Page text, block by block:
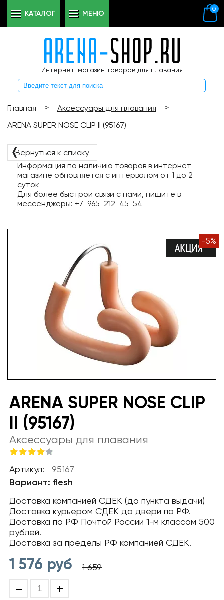
Интернет-магазин товаров для плавания
0
КАТАЛОГ МЕНЮ
Главная > Аксессуары для плавания
>
ARENA SUPER NOSE CLIP II (95167)
❬Вернуться к списку
Информация по наличию товаров в интернет-
магазине обновляется с интервалом от 1 до 2
суток
Для более быстрой связи с нами, пишите в
мессенджеры: +7-965-212-45-54
-5%
ARENA SUPER NOSE CLIP
II (95167)
Аксессуары для плавания
Артикул: 95167
Вариант: flesh
Доставка компанией СДЕК (до пункта выдачи)
Доставка курьером СДЕК до двери по РФ.
Доставка по РФ Почтой России 1-м классом 500
рублей.
Доставка за пределы РФ компанией СДЕК.
1 576 руб 1 659
- +